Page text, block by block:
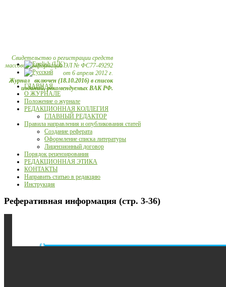
Свидетельство о регистрации средств
массовой информации ЭЛ № ФС77-49292
от 6 апреля 2012 г.
Журнал включен (18.10.2016) в список
изданий, рекомендуемых ВАК РФ.
ГЛАВНАЯ
О ЖУРНАЛЕ
Положение о журнале
РЕДАКЦИОННАЯ КОЛЛЕГИЯ
ГЛАВНЫЙ РЕДАКТОР
Правила направления и опубликования статей
Создание реферата
Оформление списка литературы
Лицензионный договор
Порядок рецензирования
РЕДАКЦИОННАЯ ЭТИКА
КОНТАКТЫ
Направить статью в редакцию
Инструкция
Реферативная информация (стр. 3-36)